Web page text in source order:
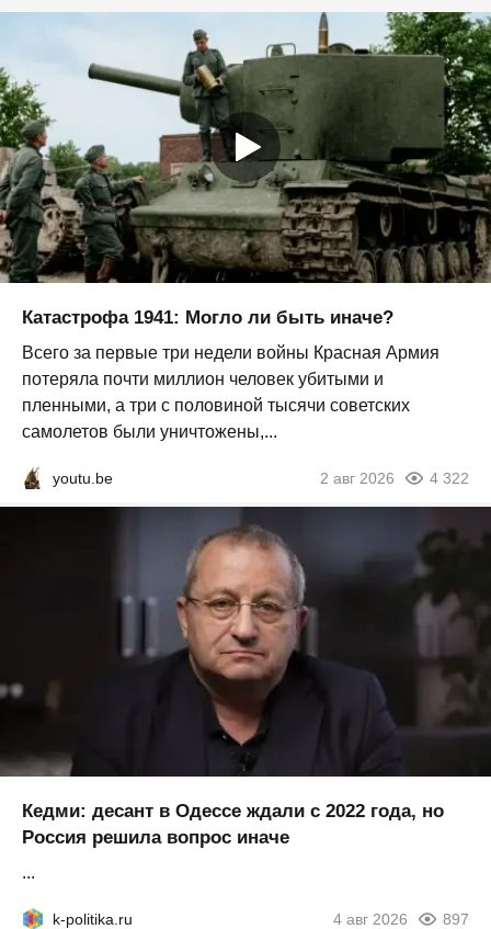
Катастрофа 1941: Могло ли быть иначе?
Всего за первые три недели войны Красная Армия
потеряла почти миллион человек убитыми и
пленными, а три с половиной тысячи советских
самолетов были уничтожены,...
youtu.be 2 авг 2026 4 322
Кедми: десант в Одессе ждали с 2022 года, но
Россия решила вопрос иначе
...
k-politika.ru 4 авг 2026 897